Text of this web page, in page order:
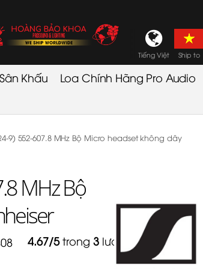
Tiếng Việt Ship to
Khấu Loa Chính Hãng Pro Audio
9) 552-607.8 MHz Bộ Micro headset không dây
MHz Bộ
4.67/5trong 3 lượt